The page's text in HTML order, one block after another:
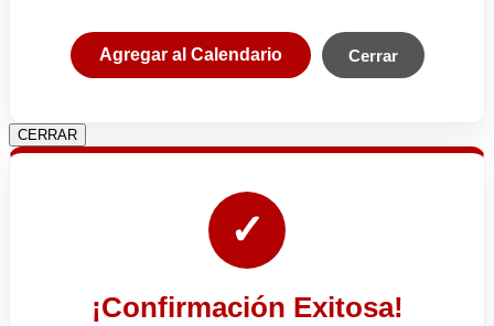
Agregar al Calendario Cerrar
CERRAR
✓
¡Confirmación Exitosa!